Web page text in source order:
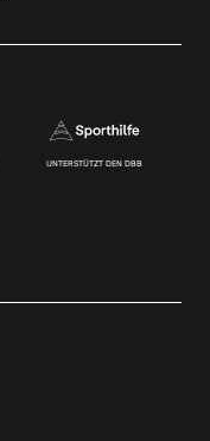
UNTERSTÜTZT DEN DBB